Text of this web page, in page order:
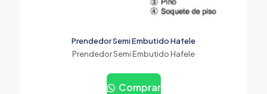
Prendedor Semi Embutido Hafele
Prendedor Semi Embutido Hafele
Comprar